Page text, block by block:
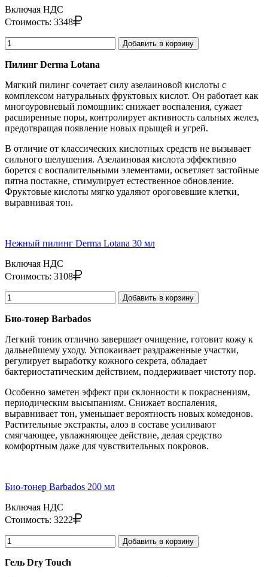
Включая НДС
Стоимость: 3348
Добавить в корзину
Пилинг Derma Lotana
Мягкий пилинг сочетает силу азелаиновой кислоты с
комплексом натуральных фруктовых кислот. Он работает как
многоуровневый помощник: снижает воспаления, сужает
расширенные поры, контролирует активность сальных желез,
предотвращая появление новых прыщей и угрей.
В отличие от классических кислотных средств не вызывает
сильного шелушения. Азелаиновая кислота эффективно
борется с воспалительными элементами, осветляет застойные
пятна постакне, стимулирует естественное обновление.
Фруктовые кислоты мягко удаляют ороговевшие клетки,
выравнивая тон.
Нежный пилинг Derma Lotana 30 мл
Включая НДС
Стоимость: 3108
Добавить в корзину
Био-тонер Barbados
Легкий тоник отлично завершает очищение, готовит кожу к
дальнейшему уходу. Успокаивает раздраженные участки,
регулирует выработку кожного секрета, обладает
бактериостатическим действием, поддерживает чистоту пор.
Особенно заметен эффект при склонности к покраснениям,
периодическим высыпаниям. Снижает воспаления,
выравнивает тон, уменьшает вероятность новых комедонов.
Растительные экстракты, алоэ в составе усиливают
смягчающее, увлажняющее действие, делая средство
комфортным даже для чувствительных покровов.
Био-тонер Barbados 200 мл
Включая НДС
Стоимость: 3222
Добавить в корзину
Гель Dry Touch